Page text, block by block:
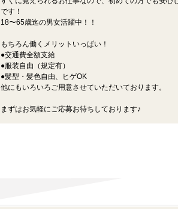
です！
18〜65歳迄の男女活躍中！！
もちろん働くメリットいっぱい！
●交通費全額支給
●服装自由（規定有）
●髪型・髪色自由、ヒゲOK
他にもいろいろご用意させていただいております。
まずはお気軽にご応募お待ちしております♪